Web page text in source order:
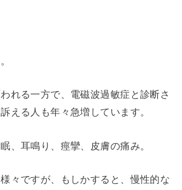
れる一方で、電磁波過敏症と診断さ
える人も年々急増しています。
、耳鳴り、痙攣、皮膚の痛み。
々ですが、もしかすると、慢性的な